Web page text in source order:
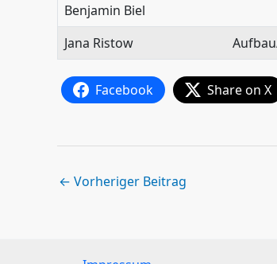
Benjamin Biel
Jana Ristow
Facebook Share on X
← Vorheriger Beitrag